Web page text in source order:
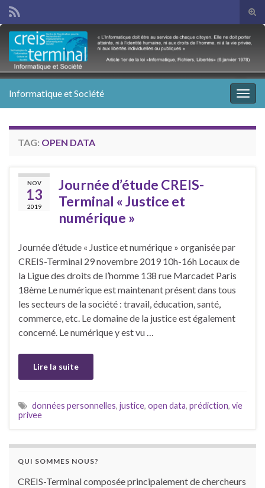
Search for:
Informatique et Société
TAG: OPEN DATA
NOV
13
2019
Journée d’étude CREIS-
Terminal « Justice et
numérique »
Journée d’étude « Justice et numérique » organisée par
CREIS-Terminal 29 novembre 2019 10h-16h Locaux de
la Ligue des droits de l’homme 138 rue Marcadet Paris
18ème Le numérique est maintenant présent dans tous
les secteurs de la société : travail, éducation, santé,
commerce, etc. Le domaine de la justice est également
concerné. Le numérique y est vu …
Lire la suite
données personnelles, justice, open data, prédiction, vie
privee
QUI SOMMES NOUS?
CREIS-Terminal composée principalement de chercheurs